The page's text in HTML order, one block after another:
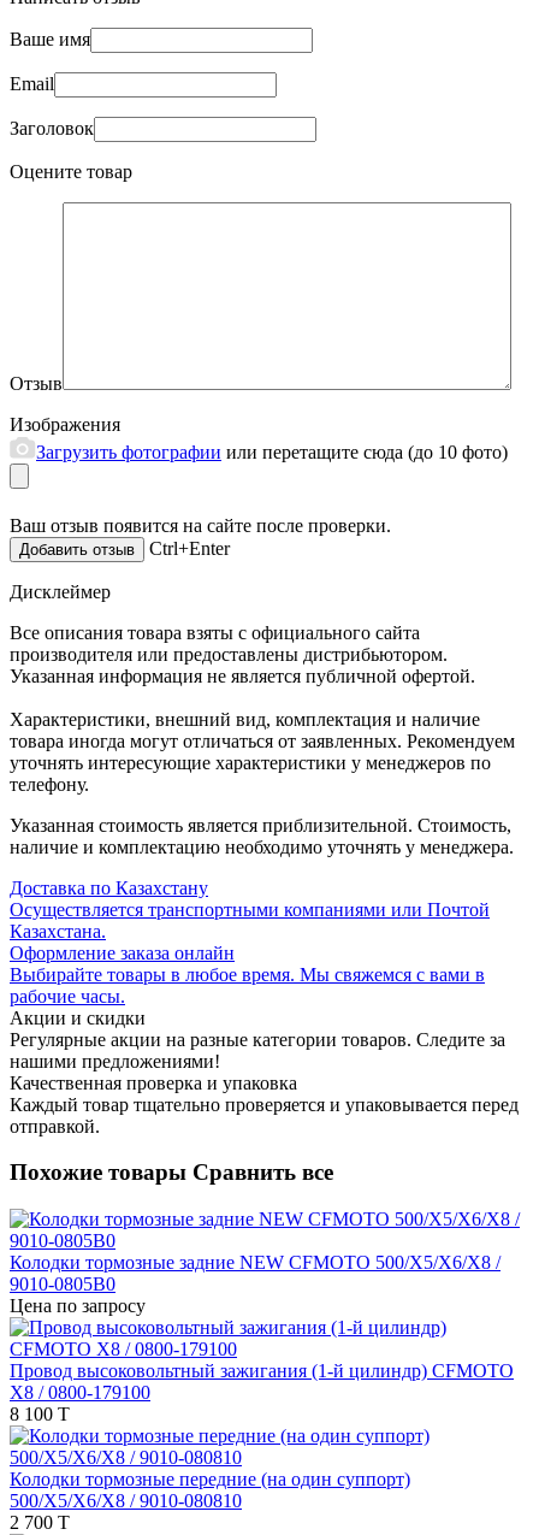
Ваше имя
Email
Заголовок
Оцените товар
Отзыв
Изображения
Загрузить фотографии или перетащите сюда (до 10 фото)
Ваш отзыв появится на сайте после проверки.
Ctrl+Enter
Дисклеймер
Все описания товара взяты с официального сайта
производителя или предоставлены дистрибьютором.
Указанная информация не является публичной офертой.
Характеристики, внешний вид, комплектация и наличие
товара иногда могут отличаться от заявленных. Рекомендуем
уточнять интересующие характеристики у менеджеров по
телефону.
Указанная стоимость является приблизительной. Стоимость,
наличие и комплектацию необходимо уточнять у менеджера.
Доставка по Казахстану
Осуществляется транспортными компаниями или Почтой
Казахстана.
Оформление заказа онлайн
Выбирайте товары в любое время. Мы свяжемся с вами в
рабочие часы.
Акции и скидки
Регулярные акции на разные категории товаров. Следите за
нашими предложениями!
Качественная проверка и упаковка
Каждый товар тщательно проверяется и упаковывается перед
отправкой.
Похожие товары Сравнить все
Колодки тормозные задние NEW CFMOTO 500/X5/X6/X8 /
9010-0805B0
Цена по запросу
Провод высоковольтный зажигания (1-й цилиндр) CFMOTO
X8 / 0800-179100
8 100 T
Колодки тормозные передние (на один суппорт)
500/X5/X6/X8 / 9010-080810
2 700 T